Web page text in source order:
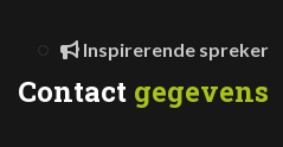
Inspirerende spreker
Contact gegevens